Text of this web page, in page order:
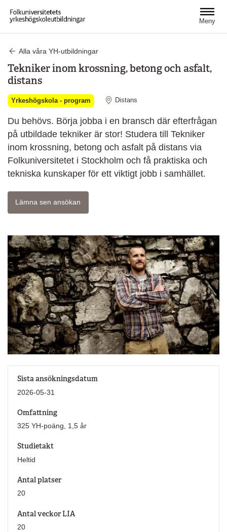
Meny
Alla våra YH-utbildningar
Tekniker inom krossning, betong och asfalt,
distans
Yrkeshögskola - program Distans
Du behövs. Börja jobba i en bransch där efterfrågan
på utbildade tekniker är stor! Studera till Tekniker
inom krossning, betong och asfalt på distans via
Folkuniversitetet i Stockholm och få praktiska och
tekniska kunskaper för ett viktigt jobb i samhället.
Lämna sen ansökan
Sista ansökningsdatum
2026-05-31
Omfattning
325 YH-poäng, 1,5 år
Studietakt
Heltid
Antal platser
20
Antal veckor LIA
20